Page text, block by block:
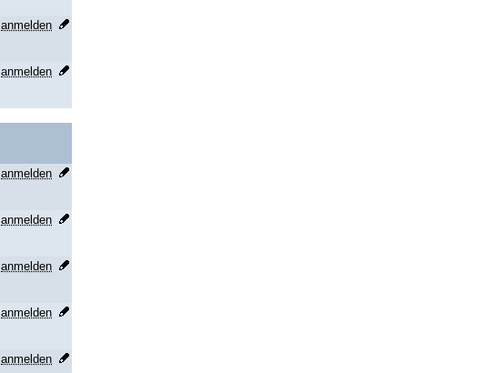
anmelden
anmelden
anmelden
anmelden
anmelden
anmelden
anmelden